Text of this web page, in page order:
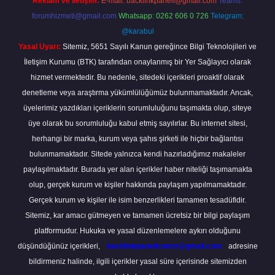
forumhizmeti@gmail.com Whatsapp: 0262 606 0 726 Telegram:
@karabul
Yasal Uyarı: Sitemiz, 5651 Sayılı Kanun gereğince Bilgi Teknolojileri ve
İletişim Kurumu (BTK) tarafından onaylanmış bir Yer Sağlayıcı olarak
hizmet vermektedir. Bu nedenle, sitedeki içerikleri proaktif olarak
denetleme veya araştırma yükümlülüğümüz bulunmamaktadır. Ancak,
üyelerimiz yazdıkları içeriklerin sorumluluğunu taşımakta olup, siteye
üye olarak bu sorumluluğu kabul etmiş sayılırlar. Bu internet sitesi,
herhangi bir marka, kurum veya şahıs şirketi ile hiçbir bağlantısı
bulunmamaktadır. Sitede yalnızca kendi hazırladığımız makaleler
paylaşılmaktadır. Burada yer alan içerikler haber niteliği taşımamakta
olup, gerçek kurum ve kişiler hakkında paylaşım yapılmamaktadır.
Gerçek kurum ve kişiler ile isim benzerlikleri tamamen tesadüfidir.
Sitemiz, kar amacı gütmeyen ve tamamen ücretsiz bir bilgi paylaşım
platformudur. Hukuka ve yasal düzenlemelere aykırı olduğunu
düşündüğünüz içerikleri,
backlinkpanelicomtr@gmail.com
adresine
bildirmeniz halinde, ilgili içerikler yasal süre içerisinde sitemizden